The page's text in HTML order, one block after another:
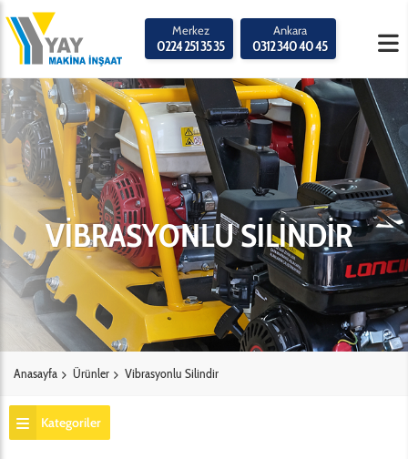
Merkez
0224 251 35 35
Ankara
0312 340 40 45
VİBRASYONLU SİLİNDİR
Anasayfa Ürünler Vibrasyonlu Silindir
Kategoriler